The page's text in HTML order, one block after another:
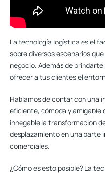
La tecnología logística es el
sobre diversos escenarios
negocio. Además de
ofrecer a tus clientes el
Hablamos de contar con
eficiente, cómoda y amigable
innegable la transformación
desplazamiento en una parte
comerciales.
¿Cómo es esto posible? La